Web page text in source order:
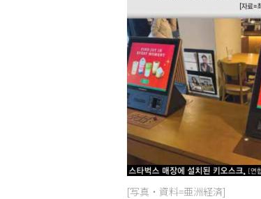
[写真・資料=亜洲経済]